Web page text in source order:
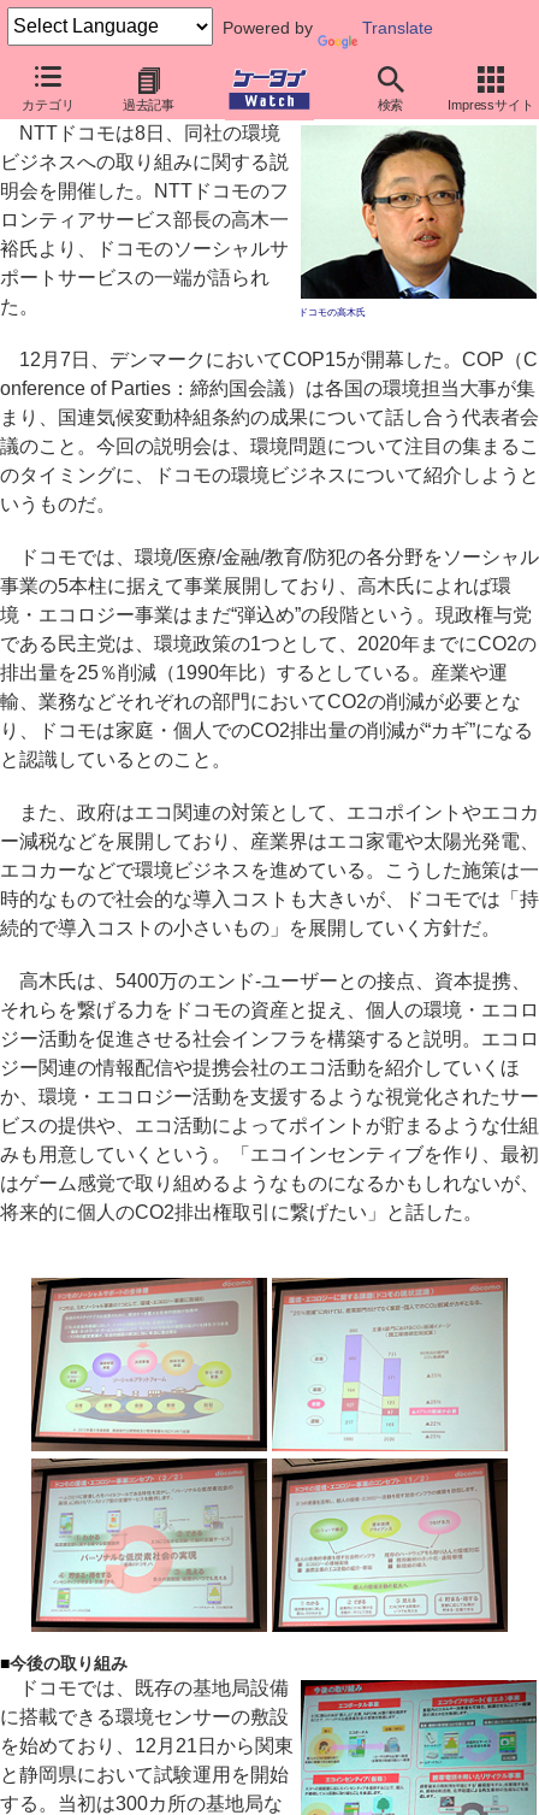
Powered by Translate
カテゴリ 過去記事 検索 Impressサイト
エコ活動にインセンティブ、ドコモが考える環境ビジネス
ドコモの高木氏
NTTドコモは8日、同社の環境
ビジネスへの取り組みに関する説
明会を開催した。NTTドコモのフ
ロンティアサービス部長の高木一
裕氏より、ドコモのソーシャルサ
ポートサービスの一端が語られ
た。
12月7日、デンマークにおいてCOP15が開幕した。COP（C
onference of Parties：締約国会議）は各国の環境担当大事が集
まり、国連気候変動枠組条約の成果について話し合う代表者会
議のこと。今回の説明会は、環境問題について注目の集まるこ
のタイミングに、ドコモの環境ビジネスについて紹介しようと
いうものだ。
ドコモでは、環境/医療/金融/教育/防犯の各分野をソーシャル
事業の5本柱に据えて事業展開しており、高木氏によれば環
境・エコロジー事業はまだ“弾込め”の段階という。現政権与党
である民主党は、環境政策の1つとして、2020年までにCO2の
排出量を25％削減（1990年比）するとしている。産業や運
輸、業務などそれぞれの部門においてCO2の削減が必要とな
り、ドコモは家庭・個人でのCO2排出量の削減が“カギ”になる
と認識しているとのこと。
また、政府はエコ関連の対策として、エコポイントやエコカ
ー減税などを展開しており、産業界はエコ家電や太陽光発電、
エコカーなどで環境ビジネスを進めている。こうした施策は一
時的なもので社会的な導入コストも大きいが、ドコモでは「持
続的で導入コストの小さいもの」を展開していく方針だ。
高木氏は、5400万のエンド-ユーザーとの接点、資本提携、
それらを繋げる力をドコモの資産と捉え、個人の環境・エコロ
ジー活動を促進させる社会インフラを構築すると説明。エコロ
ジー関連の情報配信や提携会社のエコ活動を紹介していくほ
か、環境・エコロジー活動を支援するような視覚化されたサー
ビスの提供や、エコ活動によってポイントが貯まるような仕組
みも用意していくという。「エコインセンティブを作り、最初
はゲーム感覚で取り組めるようなものになるかもしれないが、
将来的に個人のCO2排出権取引に繋げたい」と話した。
■今後の取り組み
ドコモでは、既存の基地局設備
に搭載できる環境センサーの敷設
を始めており、12月21日から関東
と静岡県において試験運用を開始
する。当初は300カ所の基地局な